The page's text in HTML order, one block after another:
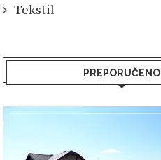
Tekstil
PREPORUČENO